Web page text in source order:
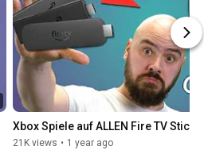
Xbox Spiele auf ALLEN Fire TV
21K views • 1 year ago